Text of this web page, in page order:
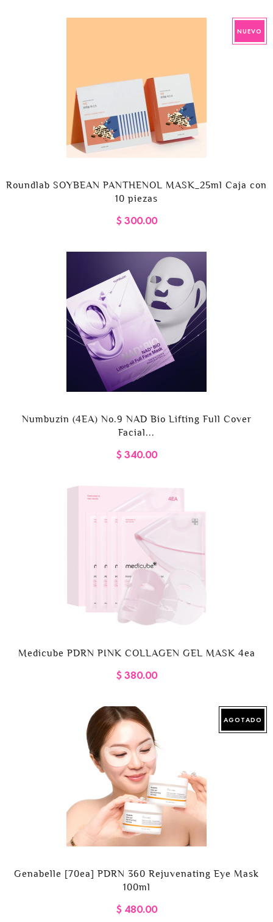
NUEVO
Roundlab SOYBEAN PANTHENOL MASK_25ml Caja con
10 piezas
$ 300.00
Numbuzin (4EA) No.9 NAD Bio Lifting Full Cover
Facial...
$ 340.00
Medicube PDRN PINK COLLAGEN GEL MASK 4ea
$ 380.00
AGOTADO
Genabelle [70ea] PDRN 360 Rejuvenating Eye Mask
100ml
$ 480.00